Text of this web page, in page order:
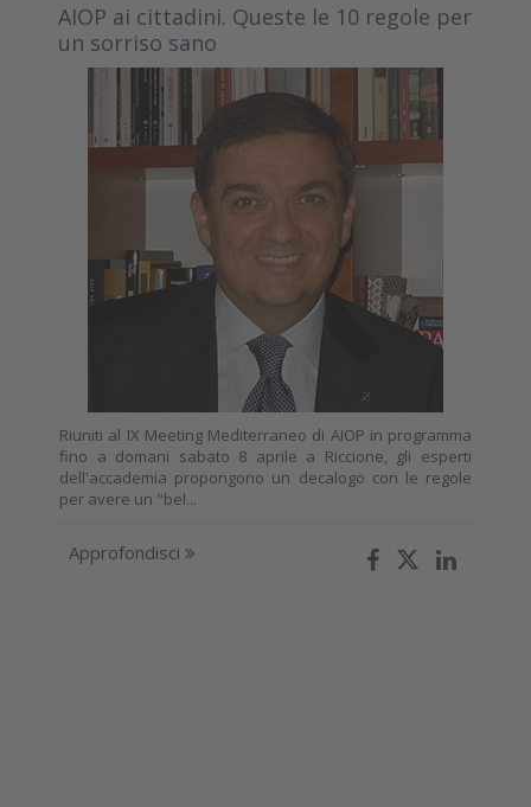
AIOP ai cittadini. Queste le 10 regole per
un sorriso sano
Riuniti al IX Meeting Mediterraneo di AIOP in programma
fino a domani sabato 8 aprile a Riccione, gli esperti
dell'accademia propongono un decalogo con le regole
per avere un "bel...
Approfondisci